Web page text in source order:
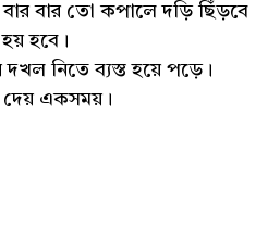
বার তো কপালে দড়ি ছিঁড়বে
হবে।
নিতে ব্যস্ত হয়ে পড়ে।
দেয় একসময়।